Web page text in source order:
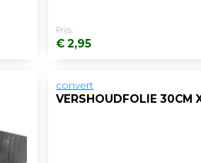
Prijs:
€ 2,95
convert